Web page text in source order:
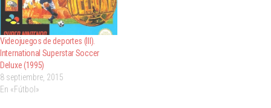
Videojuegos de deportes (III).
International Superstar Soccer
Deluxe (1995)
8 septiembre, 2015
En «Fútbol»